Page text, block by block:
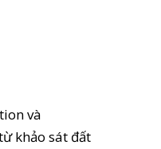
và
khảo sát đất